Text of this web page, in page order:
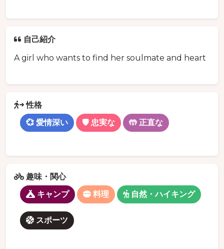
自己紹介
A girl who wants to find her soulmate and heart
性格
💞 愛情深い
🛡️ 忠実な 🤲 正直な
趣味・関心
キャンプ
料理 自然・ハイキング
スポーツ